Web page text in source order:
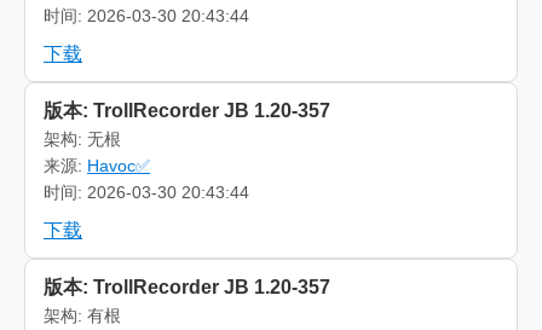
时间: 2026-03-30 20:43:44
下载
版本: TrollRecorder JB 1.20-357
架构: 无根
来源: Havoc✅
时间: 2026-03-30 20:43:44
下载
版本: TrollRecorder JB 1.20-357
架构: 有根